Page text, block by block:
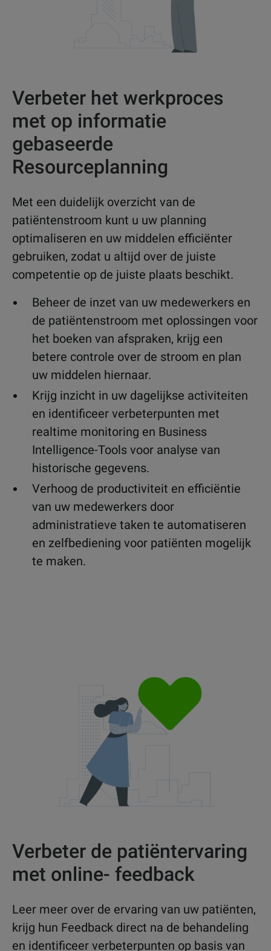
Verbeter het werkproces
met op informatie
gebaseerde
Resourceplanning
Met een duidelijk overzicht van de
patiëntenstroom kunt u uw planning
optimaliseren en uw middelen efficiënter
gebruiken, zodat u altijd over de juiste
competentie op de juiste plaats beschikt.
Beheer de inzet van uw medewerkers en
de patiëntenstroom met oplossingen voor
het boeken van afspraken, krijg een
betere controle over de stroom en plan
uw middelen hiernaar.
Krijg inzicht in uw dagelijkse activiteiten
en identificeer verbeterpunten met
realtime monitoring en Business
Intelligence-Tools voor analyse van
historische gegevens.
Verhoog de productiviteit en efficiëntie
van uw medewerkers door
administratieve taken te automatiseren
en zelfbediening voor patiënten mogelijk
te maken.
Verbeter de patiëntervaring
met online- feedback
Leer meer over de ervaring van uw patiënten,
krijg hun Feedback direct na de behandeling
en identificeer verbeterpunten op basis van